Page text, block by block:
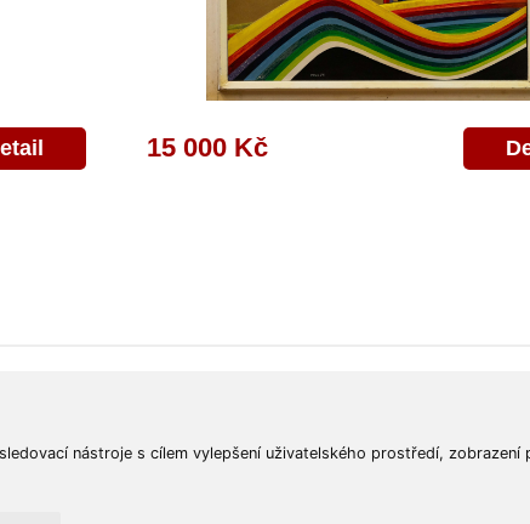
nástroje s cílem vylepšení uživatelského prostředí,
15 000 Kč